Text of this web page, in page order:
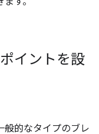
イントを設
般的なタイプのブレ